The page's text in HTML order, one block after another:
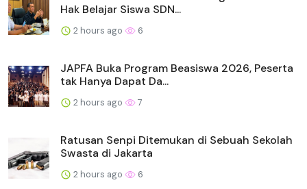
Hak Belajar Siswa SDN...
2 hours ago 6
JAPFA Buka Program Beasiswa 2026, Peserta
tak Hanya Dapat Da...
2 hours ago 7
Ratusan Senpi Ditemukan di Sebuah Sekolah
Swasta di Jakarta
2 hours ago 6